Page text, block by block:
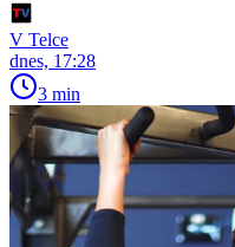
V Telce
dnes, 17:28
3 min